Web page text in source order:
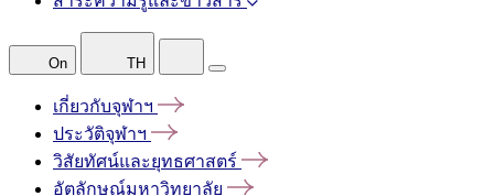
On TH
เกี่ยวกับจุฬาฯ
ประวัติจุฬาฯ
วิสัยทัศน์และยุทธศาสตร์
อัตลักษณ์มหาวิทยาลัย